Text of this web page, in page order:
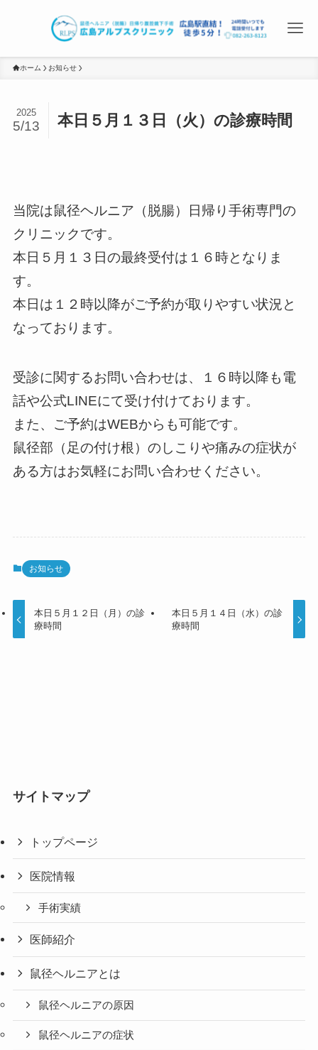
ホーム お知らせ
本日５月１３日（火）の診療時間
2025
5/13
当院は鼠径ヘルニア（脱腸）日帰り手術専門の
クリニックです。
本日５月１３日の最終受付は１６時となりま
す。
本日は１２時以降がご予約が取りやすい状況と
なっております。
受診に関するお問い合わせは、１６時以降も電
話や公式LINEにて受け付けております。
また、ご予約はWEBからも可能です。
鼠径部（足の付け根）のしこりや痛みの症状が
ある方はお気軽にお問い合わせください。
お知らせ
本日５月１２日（月）の診
療時間
本日５月１４日（水）の診
療時間
サイトマップ
トップページ
医院情報
手術実績
医師紹介
鼠径ヘルニアとは
鼠径ヘルニアの原因
鼠径ヘルニアの症状